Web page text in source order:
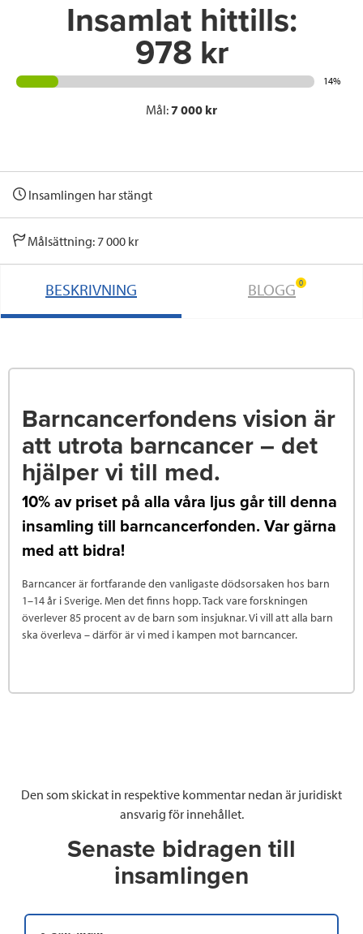
Insamlat hittills:
978 kr
14%
Mål:7 000 kr
Insamlingen har stängt
Målsättning: 7 000 kr
BESKRIVNING BLOGG 0
Barncancerfondens vision är
att utrota barncancer – det
hjälper vi till med.
10% av priset på alla våra ljus går till denna
insamling till barncancerfonden. Var gärna
med att bidra!
Barncancer är fortfarande den vanligaste dödsorsaken hos barn
1–14 år i Sverige. Men det finns hopp. Tack vare forskningen
överlever 85 procent av de barn som insjuknar. Vi vill att alla barn
ska överleva – därför är vi med i kampen mot barncancer.
Den som skickat in respektive kommentar nedan är juridiskt
ansvarig för innehållet.
Senaste bidragen till
insamlingen